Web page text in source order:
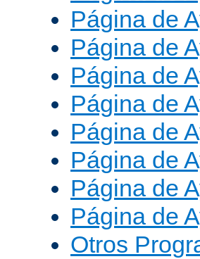
Página de
Página de
Página de
Página de
Página de
Página de
Página de
Página de
Otros